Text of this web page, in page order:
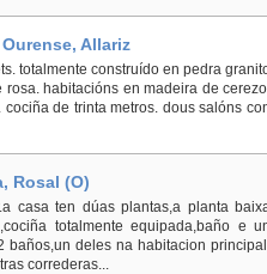
Allariz
totalmente construído en pedra
habitacións en madeira de
de trinta metros. dous salóns
Rosal (O)
casa ten dúas plantas,a planta
totalmente equipada,baño e
baños,un deles na habitacion
correderas...